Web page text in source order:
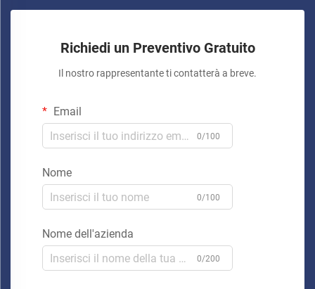
Richiedi un Preventivo Gratuito
Il nostro rappresentante ti contatterà a breve.
Email
0/100
Nome
0/100
Nome dell'azienda
0/200